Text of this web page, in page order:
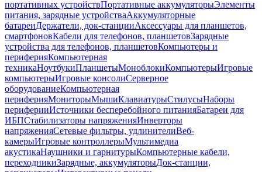
портативных устройствПортативные аккумуляторыЭлементы
питания, зарядные устройстваАккумуляторные
батареиДержатели, док-станцииАксессуары для планшетов,
смартфоновКабели для телефонов, планшетовЗарядные
устройства для телефонов, планшетовКомпьютеры и
периферияКомпьютерная
техникаНоутбукиПланшетыМоноблокиКомпьютерыИгровые
компьютерыИгровые консолиСерверное
оборудованиеКомпьютерная
периферияМониторыМышиКлавиатурыСтилусыНаборы
периферииИсточники бесперебойного питанияБатареи для
ИБПСтабилизаторы напряженияИнверторы
напряженияСетевые фильтры, удлинителиВеб-
камерыИгровые контроллерыМультимедиа
акустикаНаушники и гарнитурыКомпьютерные кабели,
переходникиЗарядные, аккумуляторыДок-станции,